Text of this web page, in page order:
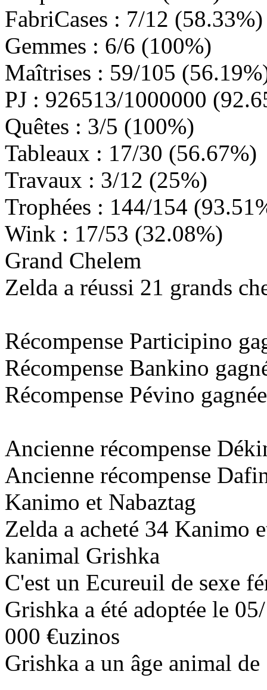
FabriCases : 7/12 (58.33%)
Gemmes : 6/6 (100%)
Maîtrises : 59/105 (56.19%
PJ : 926513/1000000 (
Quêtes : 3/5 (100%)
Tableaux : 17/30 (56.67%)
Travaux : 3/12 (25%)
Trophées : 144/154 (
Wink : 17/53 (32.08%)
Grand Chelem
Zelda a réussi 21 grands
Récompense Participino
Récompense Bankino
Récompense Pévino
Ancienne récompense
Ancienne récompense
Kanimo et Nabaztag
Zelda a acheté 34 Kanimo
kanimal Grishka
C'est un Ecureuil de sexe
Grishka a été adoptée le
000 €uzinos
Grishka a un âge animal